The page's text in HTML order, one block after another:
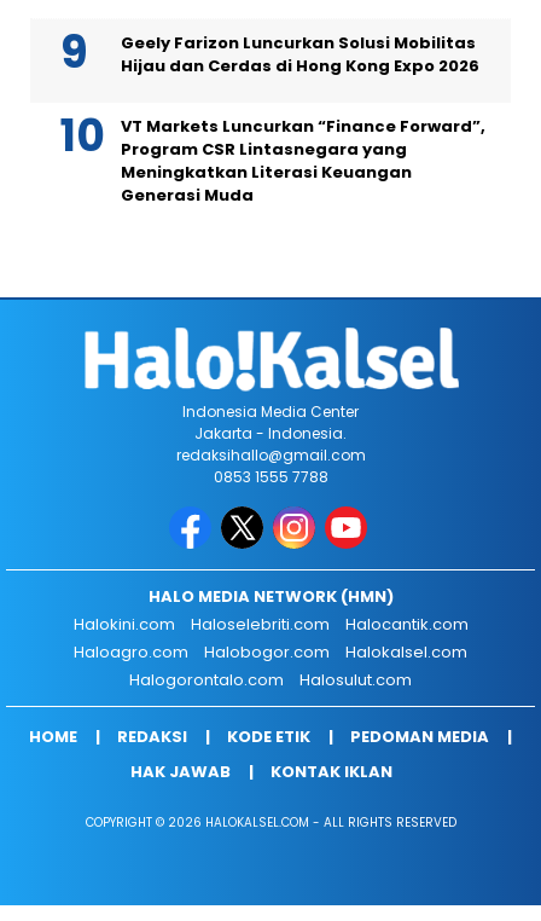
Geely Farizon Luncurkan Solusi Mobilitas
Hijau dan Cerdas di Hong Kong Expo 2026
VT Markets Luncurkan “Finance Forward”,
Program CSR Lintasnegara yang
Meningkatkan Literasi Keuangan
Generasi Muda
Indonesia Media Center
Jakarta - Indonesia.
redaksihallo@gmail.com
0853 1555 7788
HALO MEDIA NETWORK (HMN)
Halokini.com
Haloselebriti.com
Halocantik.com
Haloagro.com
Halobogor.com
Halokalsel.com
Halogorontalo.com
Halosulut.com
HOME REDAKSI KODE ETIK
PEDOMAN MEDIA
HAK JAWAB
KONTAK IKLAN
COPYRIGHT © 2026 HALOKALSEL.COM - ALL RIGHTS RESERVED